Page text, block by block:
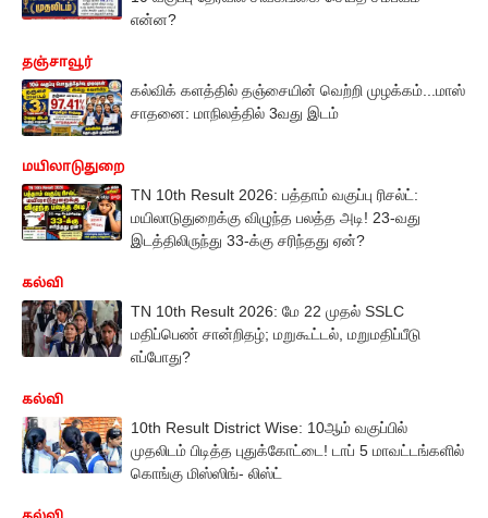
என்ன?
தஞ்சாவூர்
கல்விக் களத்தில் தஞ்சையின் வெற்றி முழக்கம்...மாஸ்
சாதனை: மாநிலத்தில் 3வது இடம்
மயிலாடுதுறை
TN 10th Result 2026: பத்தாம் வகுப்பு ரிசல்ட்:
மயிலாடுதுறைக்கு விழுந்த பலத்த அடி! 23-வது
இடத்திலிருந்து 33-க்கு சரிந்தது ஏன்?
கல்வி
TN 10th Result 2026: மே 22 முதல் SSLC
மதிப்பெண் சான்றிதழ்; மறுகூட்டல், மறுமதிப்பீடு
எப்போது?
கல்வி
10th Result District Wise: 10ஆம் வகுப்பில்
முதலிடம் பிடித்த புதுக்கோட்டை! டாப் 5 மாவட்டங்களில்
கொங்கு மிஸ்ஸிங்- லிஸ்ட்